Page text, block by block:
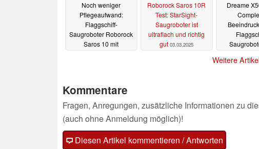
Noch weniger
Pflegeaufwand:
Flaggschiff-
Saugroboter Roborock
Saros 10 mit
Roborock Saros 10R
Test: StarSight-
Saugroboter ist
ultraflach und richtig
gut 03.03.2025
Dreame
Angebot
Weitere
Kommentare
Fragen, Anregungen, zusätzliche Informationen zu
(auch ohne Anmeldung möglich)!
Diesen Artikel kommentieren / Antworten